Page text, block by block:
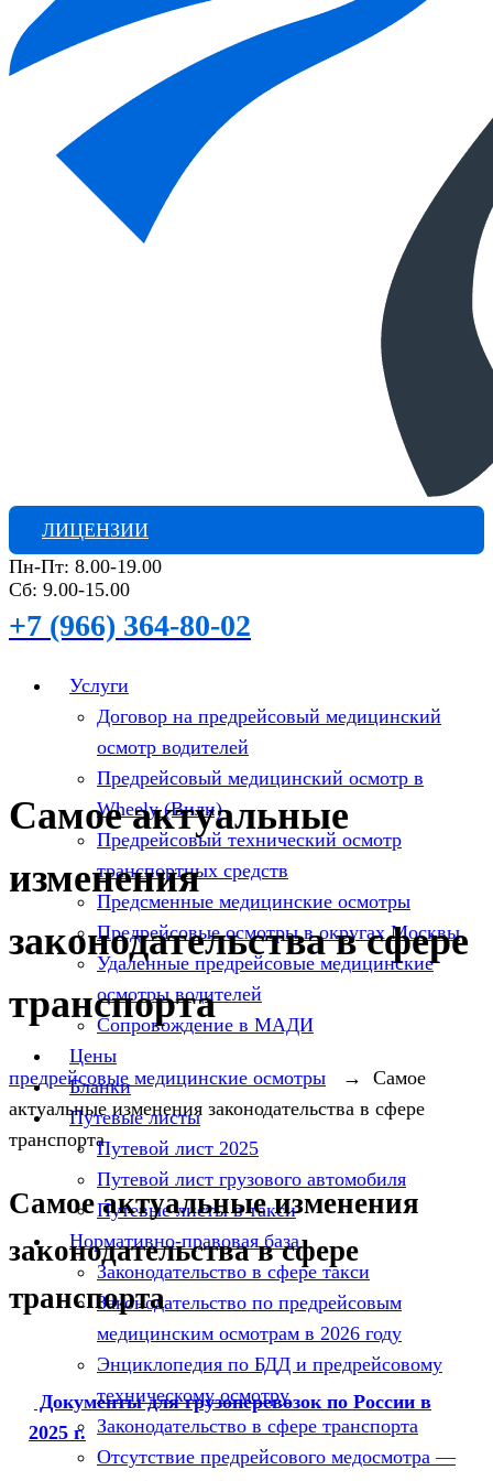
ЛИЦЕНЗИИ
Пн-Пт: 8.00-19.00
Сб: 9.00-15.00
+7 (966) 364-80-02
Услуги
Договор на предрейсовый медицинский
осмотр водителей
Предрейсовый медицинский осмотр в
Wheely (Вили)
Предрейсовый технический осмотр
транспортных средств
Предсменные медицинские осмотры
Предрейсовые осмотры в округах Москвы
Удаленные предрейсовые медицинские
осмотры водителей
Сопровождение в МАДИ
Цены
Бланки
Путевые листы
Путевой лист 2025
Путевой лист грузового автомобиля
Путевые листы в такси
Нормативно-правовая база
Законодательство в сфере такси
Законодательство по предрейсовым
медицинским осмотрам в 2026 году
Энциклопедия по БДД и предрейсовому
техническому осмотру
Законодательство в сфере транспорта
Отсутствие предрейсового медосмотра —
Самое актуальные
изменения
законодательства в сфере
транспорта
предрейсовые медицинские осмотры → Самое
актуальные изменения законодательства в сфере
транспорта
Самое актуальные изменения
законодательства в сфере
транспорта
Документы для грузоперевозок по России в
2025 г.